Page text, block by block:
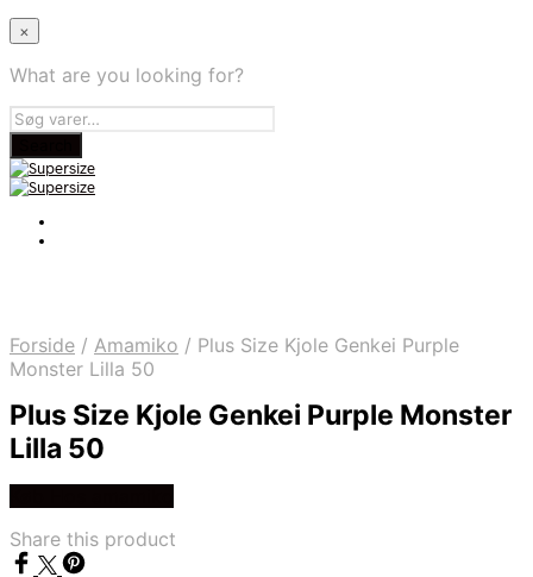
×
What are you looking for?
Forside / Amamiko / Plus Size Kjole Genkei Purple
Monster Lilla 50
Plus Size Kjole Genkei Purple Monster
Lilla 50
Share this product